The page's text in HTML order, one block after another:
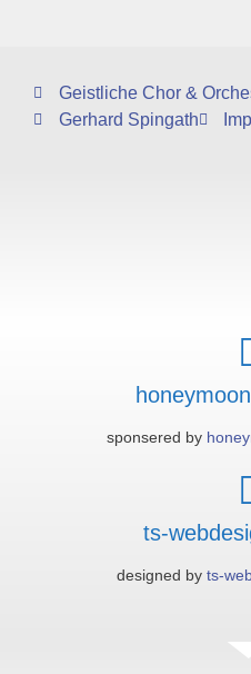
Geistliche Chor &
Gerhard Spingath
sponsered by
ts-
designed by ts-